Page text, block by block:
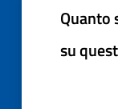
Quanto
su